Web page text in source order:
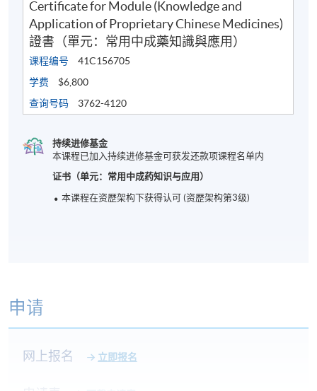
Certificate for Module (Knowledge and
Application of Proprietary Chinese Medicines)
證書（單元：常用中成藥知識與應用）
课程编号
41C156705
学费
$6,800
查询号码
3762-4120
持续进修基金
本课程已加入持续进修基金可获发还款项课程名单内
证书（单元：常用中成药知识与应用）
本课程在资歴架构下获得认可 (资歴架构第3级)
申请
网上报名 立即报名